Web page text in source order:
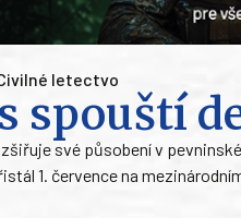
letectvo
spouští
své působení v
1. července na